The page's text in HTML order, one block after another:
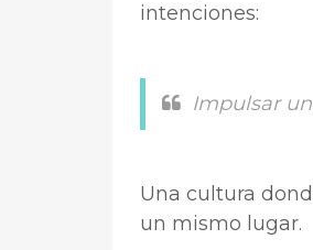
intenciones:
Impulsar
Una cultura
un mismo lugar.